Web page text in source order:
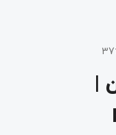
|